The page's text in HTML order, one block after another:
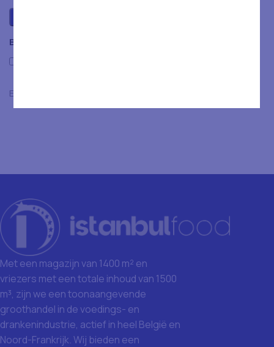
Beoordelingen
Er zijn nog geen beoordelingen.
Met een magazijn van 1400 m² en
vriezers met een totale inhoud van 1500
m³, zijn we een toonaangevende
groothandel in de voedings- en
drankenindustrie, actief in heel België en
Noord-Frankrijk. Wij bieden een